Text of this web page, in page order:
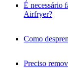
É necessário
Airfryer?
Como
Preciso